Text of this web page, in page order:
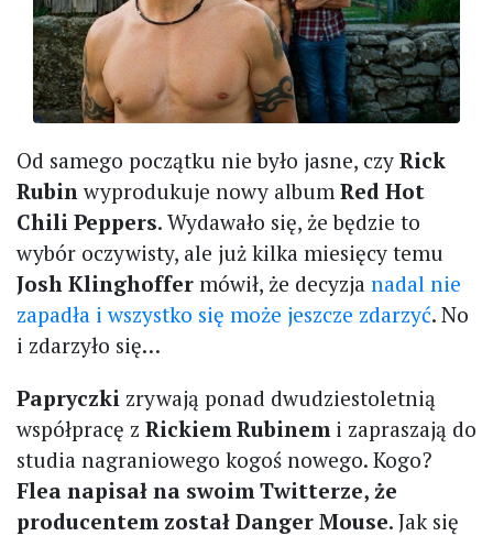
Od samego początku nie było jasne, czy Rick
Rubin wyprodukuje nowy album Red Hot
Chili Peppers. Wydawało się, że będzie to
wybór oczywisty, ale już kilka miesięcy temu
Josh Klinghoffer mówił, że decyzja nadal nie
zapadła i wszystko się może jeszcze zdarzyć. No
i zdarzyło się…
Papryczki zrywają ponad dwudziestoletnią
współpracę z Rickiem Rubinem i zapraszają do
studia nagraniowego kogoś nowego. Kogo?
Flea napisał na swoim Twitterze, że
producentem został Danger Mouse. Jak się